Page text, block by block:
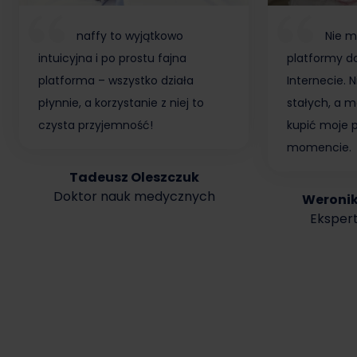
naffy to wyjątkowo
intuicyjna i po prostu fajna
platforma – wszystko działa
płynnie, a korzystanie z niej to
czysta przyjemność!
Tadeusz Oleszczuk
Doktor nauk medycznych
Nie
platformy
Internecie.
stałych, a
kupić moje
momencie.